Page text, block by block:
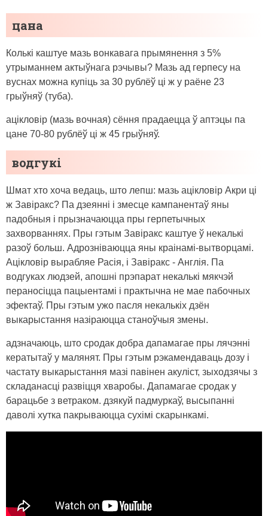
цана
Колькі каштуе мазь вонкавага прымянення з 5%
утрыманнем актыўнага рэчывы? Мазь ад герпесу на
вуснах можна купіць за 30 рублёў ці ж у раёне 23
грыўняў (туба).
ацікловір (мазь вочная) сёння прадаецца ў аптэцы па
цане 70-80 рублёў ці ж 45 грыўняў.
водгукі
Шмат хто хоча ведаць, што лепш: мазь ацікловір Акри ці
ж Завіракс? Па дзеянні і змесце кампанентаў яны
падобныя і прызначаюцца пры герпетычных
захворваннях. Пры гэтым Завіракс каштуе ў некалькі
разоў больш. Адрозніваюцца яны краінамі-вытворцамі.
Ацікловір вырабляе Расія, і Завіракс - Англія. Па
водгуках людзей, апошні прэпарат некалькі мякчэй
пераносіцца пацыентамі і практычна не мае пабочных
эфектаў. Пры гэтым ужо пасля некалькіх дзён
выкарыстання назіраюцца станоўчыя змены.
адзначаюць, што сродак добра дапамагае пры лячэнні
кератытаў у малянят. Пры гэтым рэкамендаваць дозу і
частату выкарыстання мазі павінен акуліст, зыходзячы з
складанасці развіцця хваробы. Дапамагае сродак у
барацьбе з ветраком. дзякуй падмуркаў, высыпанні
даволі хутка пакрываюцца сухімі скарынкамі.